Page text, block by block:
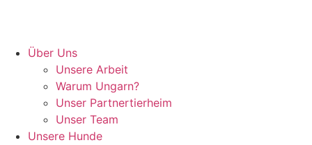
Über Uns
Unsere Arbeit
Warum Ungarn?
Unser Partnertierheim
Unser Team
Unsere Hunde